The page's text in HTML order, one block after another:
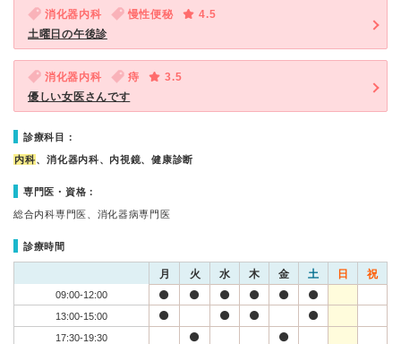
消化器内科 慢性便秘
4.5
土曜日の午後診
消化器内科 痔
3.5
優しい女医さんです
診療科目：
内科、消化器内科、内視鏡、健康診断
専門医・資格：
総合内科専門医、消化器病専門医
診療時間
月 火 水 木 金 土 日 祝
09:00-12:00
13:00-15:00
17:30-19:30